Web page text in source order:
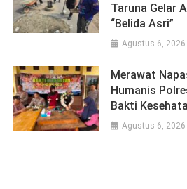
Taruna Gelar
“Belida Asri”
Agustus 6, 2026
Merawat
Humanis
Bakti
Agustus 6, 2026